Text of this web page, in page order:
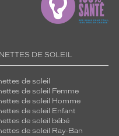
DE SOLEIL
de soleil
de soleil Femme
de soleil Homme
de soleil Enfant
de soleil bébé
de soleil Ray-Ban